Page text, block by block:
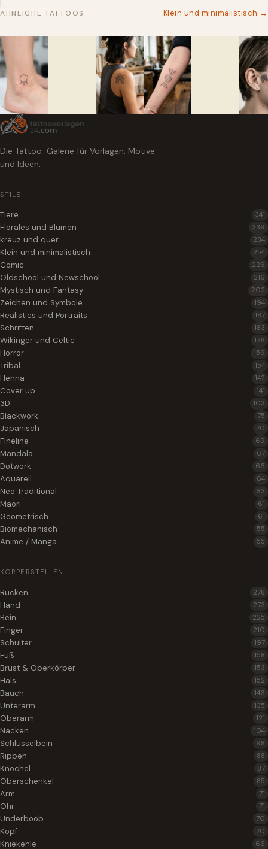
ÄHNLICHE TATTOOS Klein und minimalistisch →
Die Tattoo-Galerie für Vorlagen, Motive
und Ideen.
STILE
Tiere 341
Florales und Blumen 339
kreuz und quer 284
Klein und minimalistisch 254
Comic 226
Oldschool und Newschool 216
Mystisch und Fantasy 202
Zeichen und Symbole 194
Realistics und Portraits 187
Schriften 183
Wikinger und Celtic 176
Horror 159
Tribal 154
Henna 142
Cover up 141
3D 103
Blackwork 75
Japanisch 70
Fineline 69
Mandala 67
Dotwork 66
Aquarell 64
Neo Traditional 63
Maori 61
Geometrisch 61
Biomechanisch 55
Anime / Manga 55
KÖRPERSTELLEN
Rücken 278
Hand 273
Bein 225
Finger 210
Schulter 197
Fuß 158
Brust & Oberkörper 153
Hals 152
Bauch 146
Unterarm 135
Oberarm 121
Nacken 104
Schlüsselbein 98
Rippen 88
Knöchel 87
Oberschenkel 85
Arm 71
Ohr 71
Underboob 70
Kopf 70
Kniekehle 66